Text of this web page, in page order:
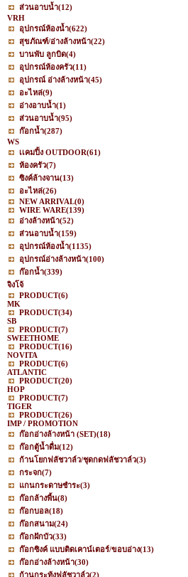
ส่วนอาบน้ำ(12)
VRH
อุปกรณ์ห้องน้ำ(622)
สุขภัณฑ์/อ่างล้างหน้า(22)
บานพับ ลูกบิด(4)
อุปกรณ์ห้องครัว(11)
อุปกรณ์ อ่างล้างหน้า(45)
อะไหล่(9)
อ่างอาบน้ำ(1)
ส่วนอาบน้ำ(95)
ก๊อกน้ำ(287)
WS
เเคมปิ้ง OUTDOOR(61)
ห้องครัว(7)
ซิงค์ล้างจาน(13)
อะไหล่(26)
NEW ARRIVAL(0)
WIRE WARE(139)
อ่างล้างหน้า(52)
ส่วนอาบน้ำ(159)
อุปกรณ์ห้องน้ำ(1135)
อุปกรณ์อ่างล้างหน้า(100)
ก๊อกน้ำ(339)
จิงโจ้
PRODUCT(6)
MK
PRODUCT(34)
SB
PRODUCT(7)
SWEETHOME
PRODUCT(16)
NOVITA
PRODUCT(6)
ATLANTIC
PRODUCT(20)
HOP
PRODUCT(7)
TIGER
PRODUCT(26)
IMP / PROMOTION
ก๊อกอ่างล้างหน้า (SET)(18)
ก๊อกตู้น้ำดื่ม(12)
ก้านโยกฟลัชวาล์ว/ชุดกดฟลัชวาล์ว(3)
กระจก(7)
แกนกระดาษชำระ(3)
ก๊อกล้างพื้น(8)
ก๊อกบอล(18)
ก๊อกสนาม(24)
ก๊อกฝักบัว(33)
ก๊อกซิงค์ แบบติดเคาน์เตอร์/ขอบอ่าง(13)
ก๊อกอ่างล้างหน้า(30)
ก้านกระทุ้งฟลัชวาล์ว(2)